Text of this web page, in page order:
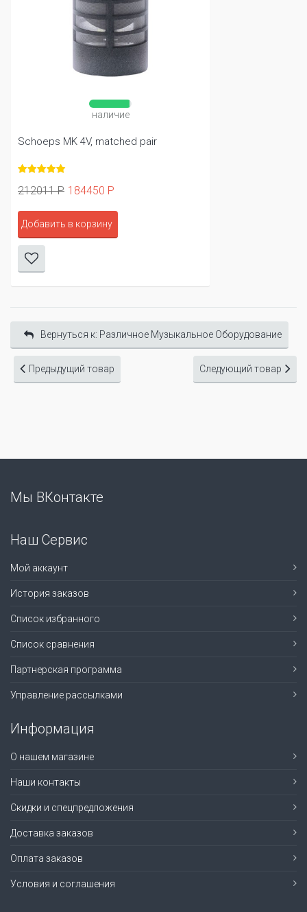
наличие
Schoeps MK 4V, matched pair
212011 Р 184450 Р
Добавить в корзину
Вернуться к: Различное Музыкальное Оборудование
Предыдущий товар Следующий товар
Мы ВКонтакте
Наш Сервис
Мой аккаунт
История заказов
Список избранного
Список сравнения
Партнерская программа
Управление рассылками
Информация
О нашем магазине
Наши контакты
Скидки и спецпредложения
Доставка заказов
Оплата заказов
Условия и соглашения